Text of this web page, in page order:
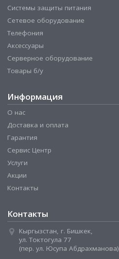
Системы защиты питания
Сетевое оборудование
Телефония
Аксессуары
Серверное оборудование
Товары б/у
Информация
О нас
Доставка и оплата
Гарантия
Сервис Центр
Услуги
Акции
Контакты
Контакты
Кыргызстан, г. Бишкек,
ул. Токтогула 77
(пер. ул. Юсупа Абдрахманова)